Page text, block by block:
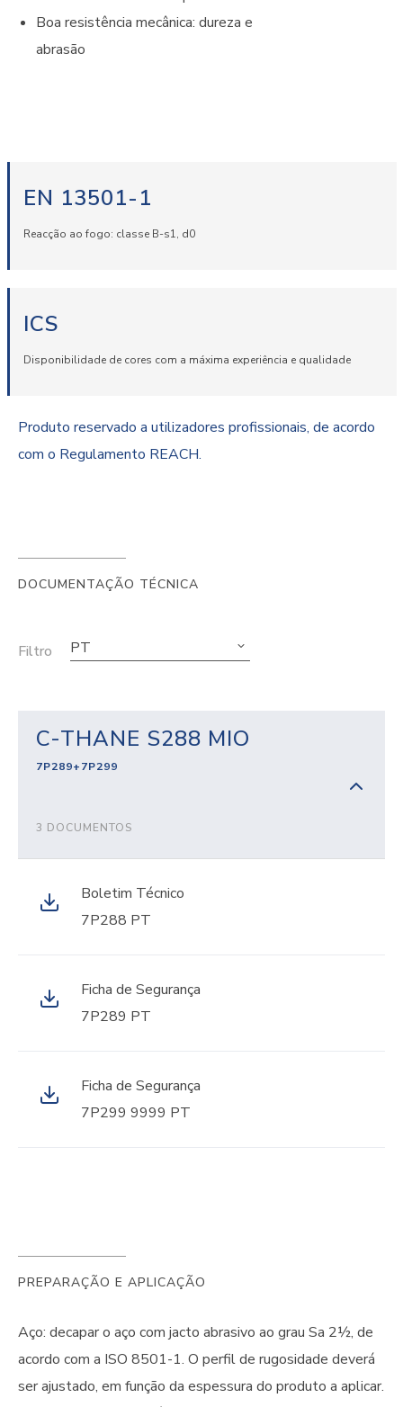
Boa resistência mecânica: dureza e
abrasão
EN 13501-1
Reacção ao fogo: classe B-s1, d0
ICS
Disponibilidade de cores com a máxima experiência e qualidade
Produto reservado a utilizadores profissionais, de acordo
com o Regulamento REACH.
DOCUMENTAÇÃO TÉCNICA
Filtro PT
C-THANE S288 MIO
7P289+7P299
3 DOCUMENTOS
Boletim Técnico
7P288 PT
Ficha de Segurança
7P289 PT
Ficha de Segurança
7P299 9999 PT
PREPARAÇÃO E APLICAÇÃO
Aço: decapar o aço com jacto abrasivo ao grau Sa 2½, de
acordo com a ISO 8501-1. O perfil de rugosidade deverá
ser ajustado, em função da espessura do produto a aplicar.